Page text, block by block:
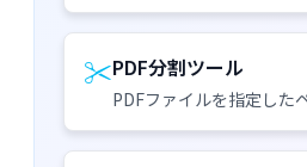
✂️PDF分割ツール
PDFファイルを指定した